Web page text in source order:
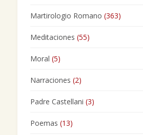
Martirologio Romano (363)
Meditaciones (55)
Moral (5)
Narraciones (2)
Padre Castellani (3)
Poemas (13)